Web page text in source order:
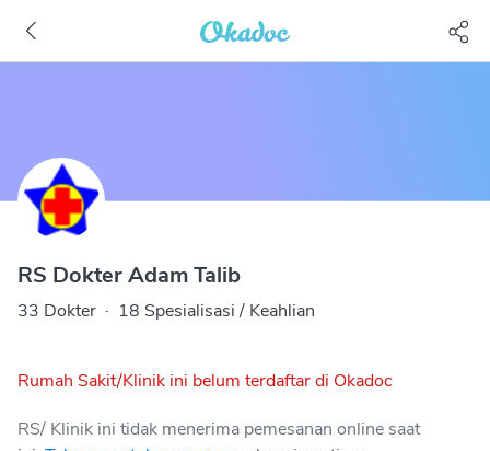
RS Dokter Adam Talib
33 Dokter · 18 Spesialisasi / Keahlian
Rumah Sakit/Klinik ini belum terdaftar di Okadoc
RS/ Klinik ini tidak menerima pemesanan online saat